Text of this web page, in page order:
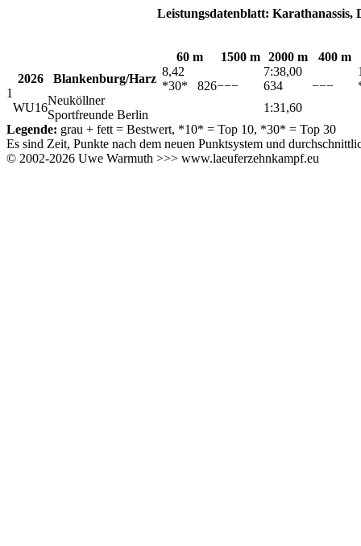
Leistungsdatenblatt: Karathanassis,
60 m 1500 m 2000 m 400 m
1
2026 Blankenburg/Harz
8,42 7:38,00
*30* 826−−− 634 −−−
WU16
Neuköllner
Sportfreunde Berlin
1:31,60
Legende: grau + fett = Bestwert, *10* = Top 10, *30* = Top 30
Es sind Zeit, Punkte nach dem neuen Punktsystem und
© 2002-2026 Uwe Warmuth >>> www.laeuferzehnkampf.eu